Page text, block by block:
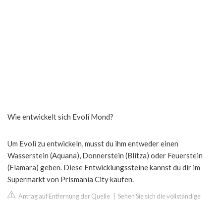
Wie entwickelt sich Evoli Mond?
Um Evoli zu entwickeln, musst du ihm entweder einen
Wasserstein (Aquana), Donnerstein (Blitza) oder Feuerstein
(Flamara) geben. Diese Entwicklungssteine kannst du dir im
Supermarkt von Prismania City kaufen.
Antrag auf Entfernung der Quelle Sehen Sie sich die vollständige